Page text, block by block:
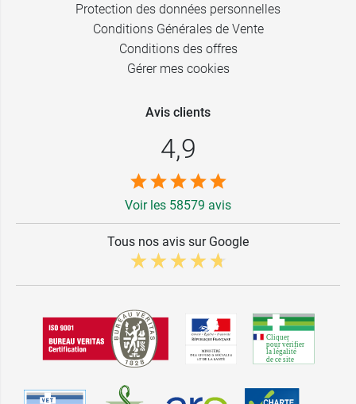
Protection des données personnelles
Conditions Générales de Vente
Conditions des offres
Gérer mes cookies
Avis clients
4,9
Voir les 58579 avis
Tous nos avis sur Google